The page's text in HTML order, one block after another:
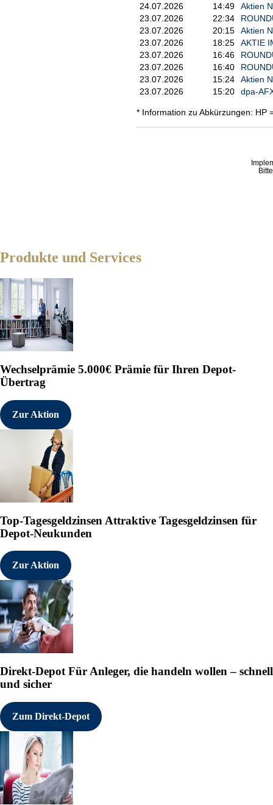
24.07.2026
14:49
Aktien
23.07.2026
22:34
23.07.2026
20:15
Aktien
23.07.2026
18:25
AKTIE
23.07.2026
16:46
23.07.2026
16:40
23.07.2026
15:24
Aktien
23.07.2026
15:20 dpa-
* Information zu Abkürzungen: HP
Produkte und Services
Wechselprämie 5.000€ Prämie für Ihren Depot-
Übertrag
Zur Aktion
Top-Tagesgeldzinsen Attraktive Tagesgeldzinsen für
Depot-Neukunden
Zur Aktion
Direkt-Depot Für Anleger, die handeln wollen – schnell
und sicher
Zum Direkt-Depot